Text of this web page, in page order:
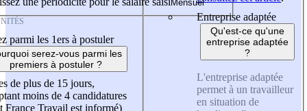
parmi les 1ers à postuler
serez-vous parmi les
premiers à postuler ?
de plus de 15 jours,
moins de 4 candidatures
France Travail est informé)
Entreprise adaptée
Qu'est-ce qu'une
entreprise adaptée
?
L'entreprise adaptée
permet à un travailleur
en situation de